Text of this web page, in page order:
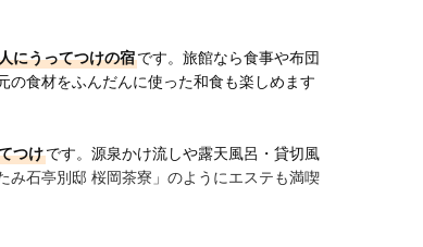
にうってつけの宿です。旅館なら食事や布団
の食材をふんだんに使った和食も楽しめます
つけです。源泉かけ流しや露天風呂・貸切風
たみ石亭別邸 桜岡茶寮」のようにエステも満喫